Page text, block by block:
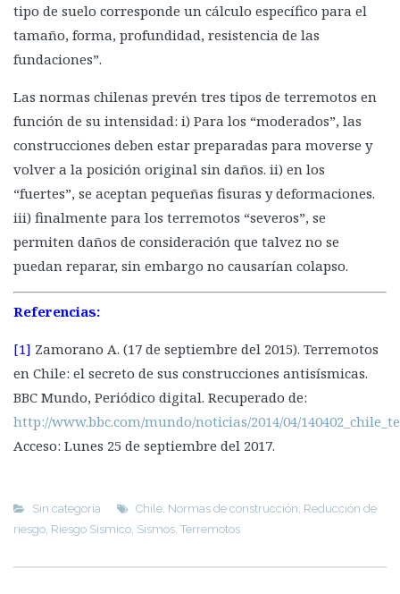
tipo de suelo corresponde un cálculo específico para el
tamaño, forma, profundidad, resistencia de las
fundaciones”.
Las normas chilenas prevén tres tipos de terremotos en
función de su intensidad: i) Para los “moderados”, las
construcciones deben estar preparadas para moverse y
volver a la posición original sin daños. ii) en los
“fuertes”, se aceptan pequeñas fisuras y deformaciones.
iii) finalmente para los terremotos “severos”, se
permiten daños de consideración que talvez no se
puedan reparar, sin embargo no causarían colapso.
Referencias:
[1] Zamorano A. (17 de septiembre del 2015). Terremotos
en Chile: el secreto de sus construcciones antisísmicas.
BBC Mundo, Periódico digital. Recuperado de:
http://www.bbc.com/mundo/noticias/2014/04/
Acceso: Lunes 25 de septiembre del 2017.
Sin categoría Chile, Normas de construcción, Reducción de
riesgo, Riesgo Sísmico, Sismos, Terremotos